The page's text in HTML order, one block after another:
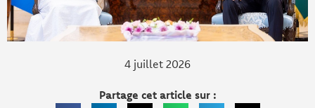
4 juillet 2026
Partage cet article sur :